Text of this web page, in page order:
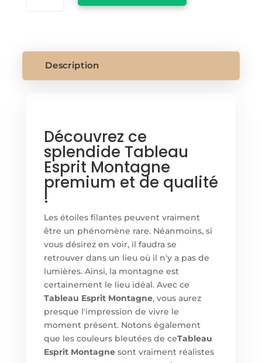
Description
Découvrez ce
splendide Tableau
Esprit Montagne
premium et de qualité
!
Les étoiles filantes peuvent vraiment
être un phénomène rare. Néanmoins, si
vous désirez en voir, il faudra se
retrouver dans un lieu où il n'y a pas de
lumières. Ainsi, la montagne est
certainement le lieu idéal. Avec ce
Tableau Esprit Montagne, vous aurez
presque l'impression de vivre le
moment présent. Notons également
que les couleurs bleutées de ceTableau
Esprit Montagne sont vraiment réalistes